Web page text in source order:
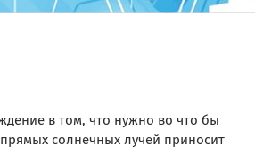
в том, что нужно во что бы
солнечных лучей приносит